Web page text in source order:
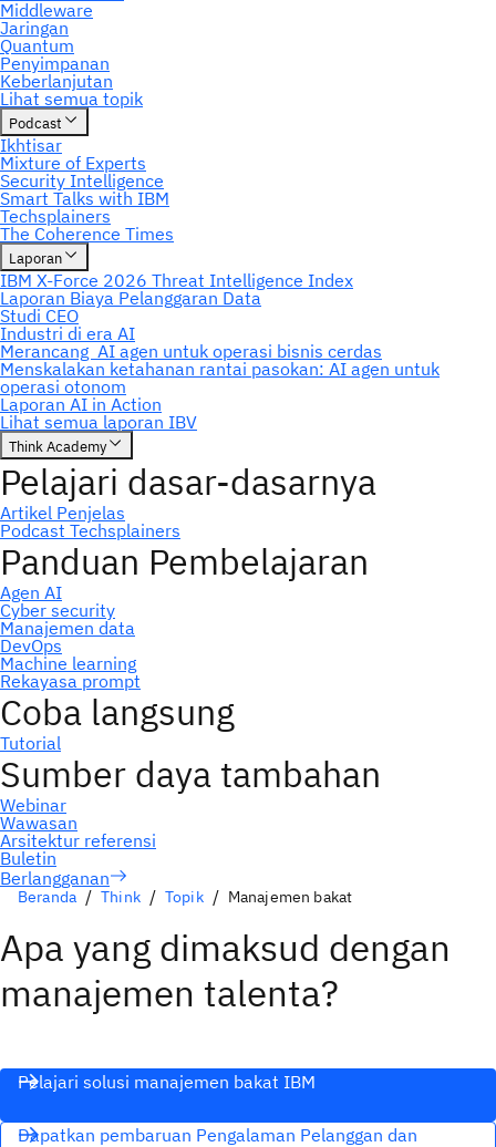
Berlangganan
Beranda Think Topik Manajemen bakat
Apa yang dimaksud dengan
manajemen talenta?
Pelajari solusi manajemen bakat IBM
Dapatkan pembaruan Pengalaman Pelanggan dan